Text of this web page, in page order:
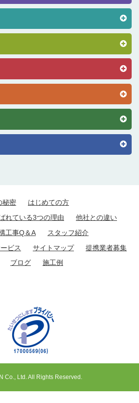
秘密
はじめての方
れている3つの理由
他社との違い
工事Q＆A
スタッフ紹介
ビス
サイトマップ
提携業者募集
ブログ
施工例
Co., Ltd. All Rights Reserved.